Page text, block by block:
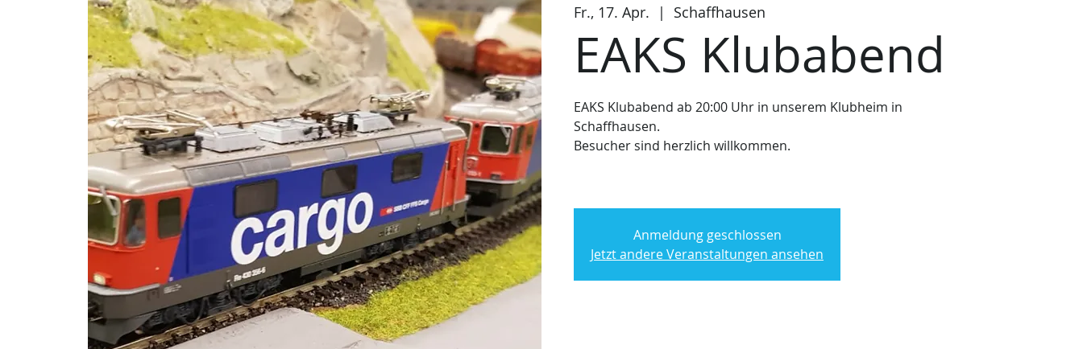
Fr., 17. Apr.
  |
Schaffhausen
EAKS Klubabend
EAKS Klubabend ab 20:00 Uhr in unserem Klubheim in
Schaffhausen.
Besucher sind herzlich willkommen.
Anmeldung geschlossen
Jetzt andere Veranstaltungen ansehen